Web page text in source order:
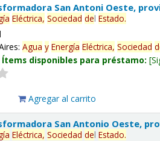
San Antoni Oeste,
Eléctrica, Sociedad delEstado.
Agua y Energía Eléctrica, Sociedad
Ítems disponibles para préstamo:
Agregar al carrito
San Antonio Oeste,
Eléctrica, Sociedad delEstado.